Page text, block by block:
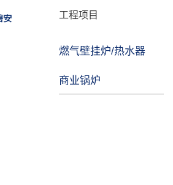
工程项目
燃气壁挂炉/热水器
商业锅炉